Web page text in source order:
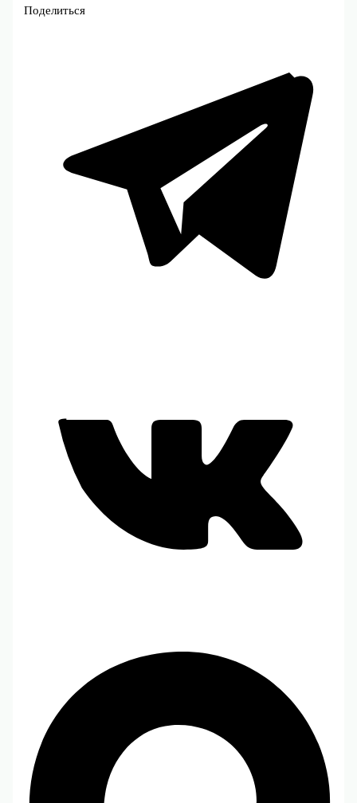
Поделиться